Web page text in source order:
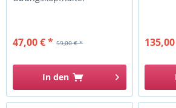
59,00 € *
47,00 € *
In den